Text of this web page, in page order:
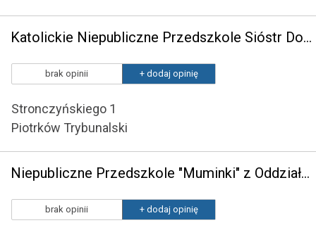
Katolickie Niepubliczne Przedszkole Sióstr Dominikanek w Piotrkowie Trybunalskim
brak opinii + dodaj opinię
Stronczyńskiego 1
Piotrków Trybunalski
Niepubliczne Przedszkole "Muminki" z Oddziałami Integracyjnymi w Piotrkowie Trybunalskim
brak opinii + dodaj opinię